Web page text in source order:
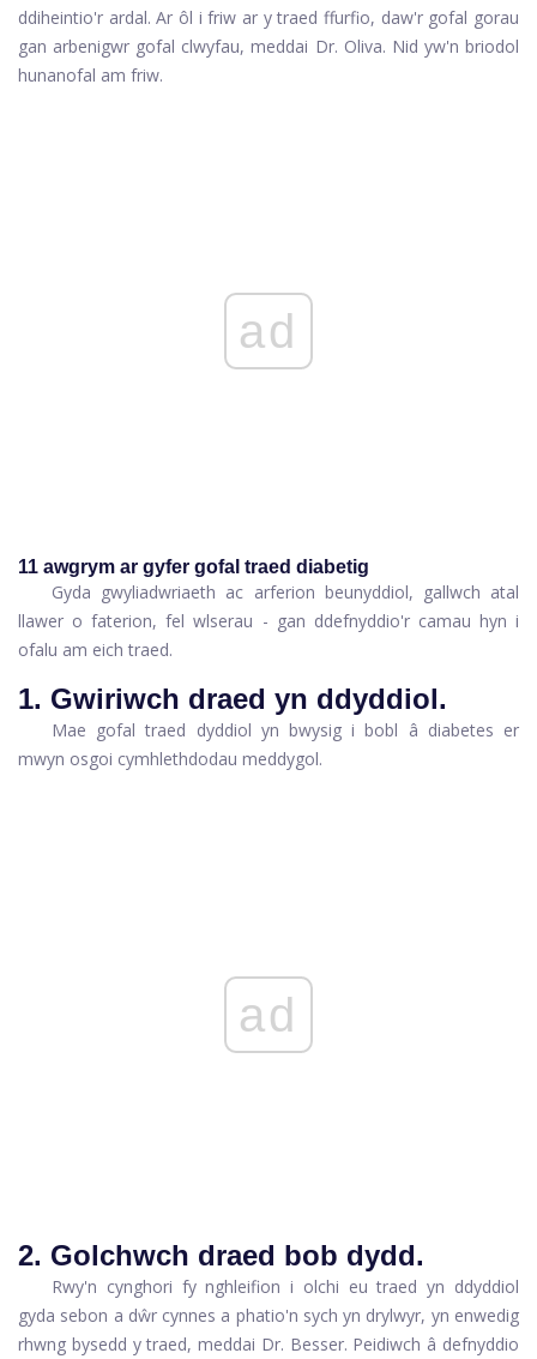
ddiheintio'r ardal. Ar ôl i friw ar y traed ffurfio, daw'r gofal gorau
gan arbenigwr gofal clwyfau, meddai Dr. Oliva. Nid yw'n briodol
hunanofal am friw.
ad
11 awgrym ar gyfer gofal traed diabetig
Gyda gwyliadwriaeth ac arferion beunyddiol, gallwch atal
llawer o faterion, fel wlserau - gan ddefnyddio'r camau hyn i
ofalu am eich traed.
1. Gwiriwch draed yn ddyddiol.
Mae gofal traed dyddiol yn bwysig i bobl â diabetes er
mwyn osgoi cymhlethdodau meddygol.
ad
2. Golchwch draed bob dydd.
Rwy'n cynghori fy nghleifion i olchi eu traed yn ddyddiol
gyda sebon a dŵr cynnes a phatio'n sych yn drylwyr, yn enwedig
rhwng bysedd y traed, meddai Dr. Besser. Peidiwch â defnyddio